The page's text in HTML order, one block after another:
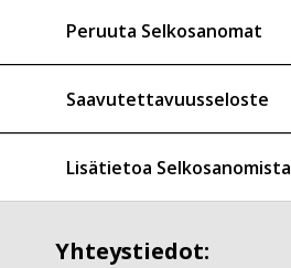
Peruuta Selkosanomat
Saavutettavuusseloste
Lisätietoa Selkosanomista
Yhteystiedot: